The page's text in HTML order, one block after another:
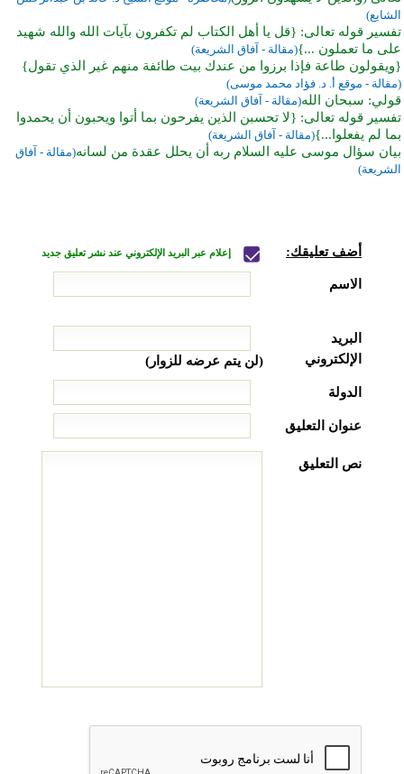
الشايع)
تفسير قوله تعالى: {قل يا أهل الكتاب لم تكفرون بآيات الله والله شهيد
على ما تعملون ...}(مقالة - آفاق الشريعة)
{ويقولون طاعة فإذا برزوا من عندك بيت طائفة منهم غير الذي تقول}
(مقالة - موقع أ. د. فؤاد محمد موسى)
قولي: سبحان الله(مقالة - آفاق الشريعة)
تفسير قوله تعالى: {لا تحسبن الذين يفرحون بما أتوا ويحبون أن يحمدوا
بما لم يفعلوا...}(مقالة - آفاق الشريعة)
بيان سؤال موسى عليه السلام ربه أن يحلل عقدة من لسانه(مقالة - آفاق
الشريعة)
أضف تعليقك: إعلام عبر البريد الإلكتروني عند نشر تعليق جديد
الاسم
البريد
الإلكتروني
(لن يتم عرضه للزوار)
الدولة
عنوان التعليق
نص التعليق